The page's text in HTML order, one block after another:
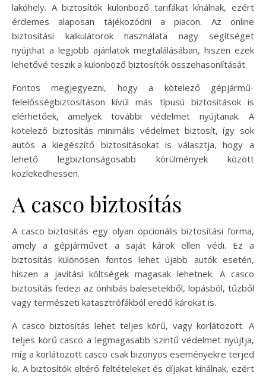
lakóhely. A biztosítók különböző tarifákat kínálnak, ezért
érdemes alaposan tájékozódni a piacon. Az online
biztosítási kalkulátorok használata nagy segítséget
nyújthat a legjobb ajánlatok megtalálásában, hiszen ezek
lehetővé teszik a különböző biztosítók összehasonlítását.
Fontos megjegyezni, hogy a kötelező gépjármű-
felelősségbiztosításon kívül más típusú biztosítások is
elérhetőek, amelyek további védelmet nyújtanak. A
kötelező biztosítás minimális védelmet biztosít, így sok
autós a kiegészítő biztosításokat is választja, hogy a
lehető legbiztonságosabb körülmények között
közlekedhessen.
A casco biztosítás
A casco biztosítás egy olyan opcionális biztosítási forma,
amely a gépjárművet a saját károk ellen védi. Ez a
biztosítás különösen fontos lehet újabb autók esetén,
hiszen a javítási költségek magasak lehetnek. A casco
biztosítás fedezi az önhibás balesetekből, lopásból, tűzből
vagy természeti katasztrófákból eredő károkat is.
A casco biztosítás lehet teljes körű, vagy korlátozott. A
teljes körű casco a legmagasabb szintű védelmet nyújtja,
míg a korlátozott casco csak bizonyos eseményekre terjed
ki. A biztosítók eltérő feltételeket és díjakat kínálnak, ezért